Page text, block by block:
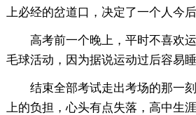
上必经的岔道口，决定了一个人今后
高考前一个晚上，平时不喜欢运
毛球活动，因为据说运动过后容易睡
结束全部考试走出考场的那一刻
上的负担，心头有点失落，高中生